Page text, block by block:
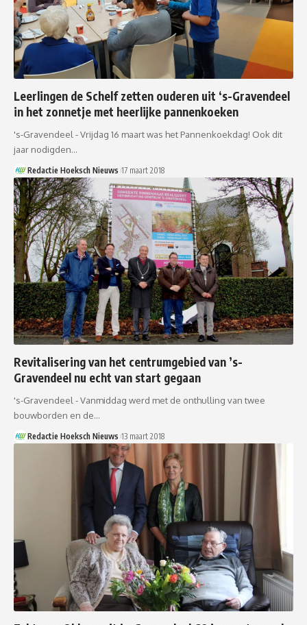
Leerlingen de Schelf zetten ouderen uit ‘s-Gravendeel
in het zonnetje met heerlijke pannenkoeken
's-Gravendeel - Vrijdag 16 maart was het Pannenkoekdag! Ook dit
jaar nodigden…
Redactie Hoeksch Nieuws 17 maart 2018
Revitalisering van het centrumgebied van ’s-
Gravendeel nu echt van start gegaan
's-Gravendeel - Vanmiddag werd met de onthulling van twee
bouwborden en de…
Redactie Hoeksch Nieuws 13 maart 2018